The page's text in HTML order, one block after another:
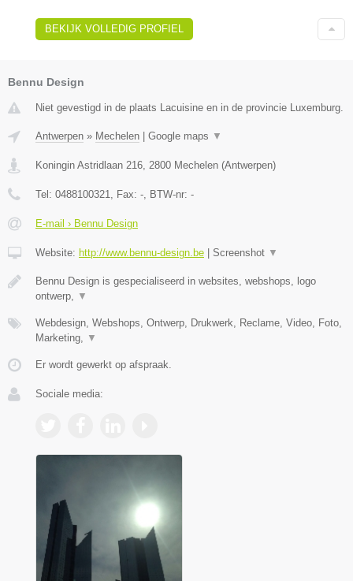
BEKIJK VOLLEDIG PROFIEL
Bennu Design
Niet gevestigd in de plaats Lacuisine en in de provincie Luxemburg.
Antwerpen » Mechelen Google maps ▼
Koningin Astridlaan 216, 2800 Mechelen (Antwerpen)
Tel: 0488100321, Fax: -, BTW-nr: -
E-mail › Bennu Design
Website: http://www.bennu-design.be Screenshot ▼
Bennu Design is gespecialiseerd in websites, webshops, logo
ontwerp, ▼
Webdesign, Webshops, Ontwerp, Drukwerk, Reclame, Video, Foto,
Marketing, ▼
Er wordt gewerkt op afspraak.
Sociale media: